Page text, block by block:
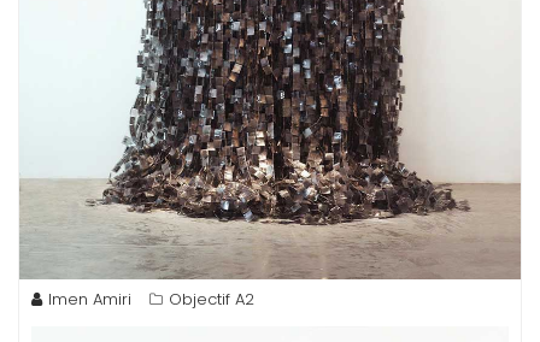
Imen Amiri Objectif A2